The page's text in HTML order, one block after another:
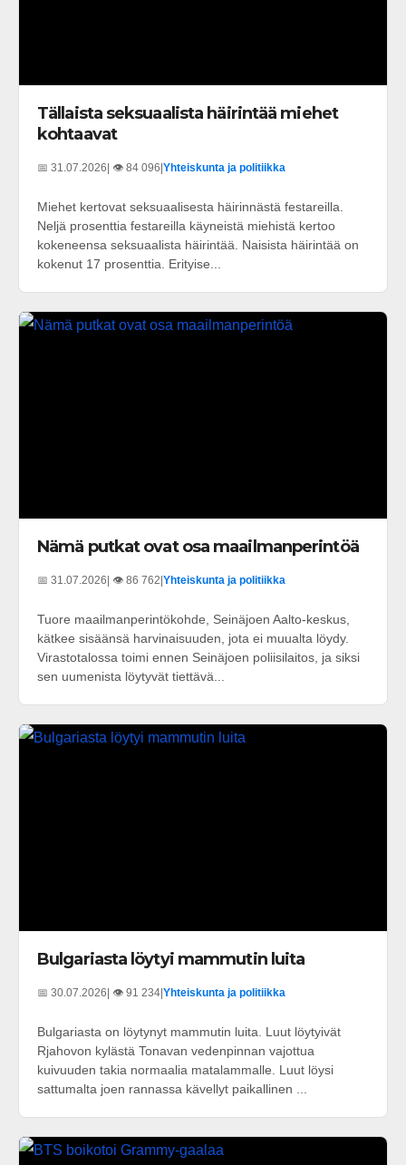
Tällaista seksuaalista häirintää miehet
kohtaavat
📅 31.07.2026| 👁️ 84 096|Yhteiskunta ja politiikka
Miehet kertovat seksuaalisesta häirinnästä festareilla.
Neljä prosenttia festareilla käyneistä miehistä kertoo
kokeneensa seksuaalista häirintää. Naisista häirintää on
kokenut 17 prosenttia. Erityise...
Nämä putkat ovat osa maailmanperintöä
📅 31.07.2026 | 👁️ 86 762 Yhteiskunta ja politiikka
Tuore maailmanperintökohde, Seinäjoen Aalto-keskus,
kätkee sisäänsä harvinaisuuden, jota ei muualta löydy.
Virastotalossa toimi ennen Seinäjoen poliisilaitos, ja siksi
sen uumenista löytyvät tiettävä...
Bulgariasta löytyi mammutin luita
📅 30.07.2026 | 👁️ 91 234 Yhteiskunta ja politiikka
Bulgariasta on löytynyt mammutin luita. Luut löytyivät
Rjahovon kylästä Tonavan vedenpinnan vajottua
kuivuuden takia normaalia matalammalle. Luut löysi
sattumalta joen rannassa kävellyt paikallinen ...